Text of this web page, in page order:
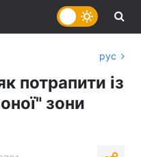
рус
потрапити із
зони